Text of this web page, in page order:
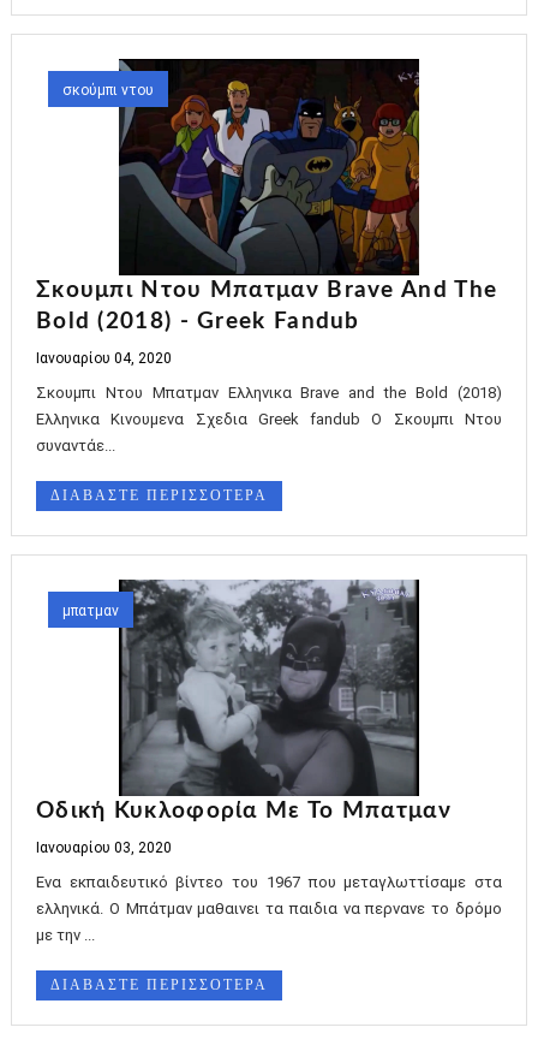
σκούμπι ντου
Σκουμπι Ντου Μπατμαν Brave And The
Bold (2018) - Greek Fandub
Ιανουαρίου 04, 2020
Σκουμπι Ντου Μπατμαν Ελληνικα Brave and the Bold (2018)
Ελληνικα Κινουμενα Σχεδια Greek fandub Ο Σκουμπι Ντου
συναντάε...
ΔΙΑΒΑΣΤΕ ΠΕΡΙΣΣΟΤΕΡΑ
μπατμαν
Οδική Κυκλοφορία Με Το Μπατμαν
Ιανουαρίου 03, 2020
Ενα εκπαιδευτικό βίντεο του 1967 που μεταγλωττίσαμε στα
ελληνικά. Ο Μπάτμαν μαθαινει τα παιδια να περνανε το δρόμο
με την ...
ΔΙΑΒΑΣΤΕ ΠΕΡΙΣΣΟΤΕΡΑ